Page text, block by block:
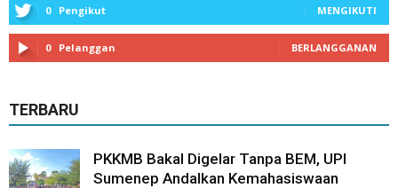
0 Pengikut MENGIKUTI
0 Pelanggan BERLANGGANAN
TERBARU
PKKMB Bakal Digelar Tanpa BEM, UPI
Sumenep Andalkan Kemahasiswaan